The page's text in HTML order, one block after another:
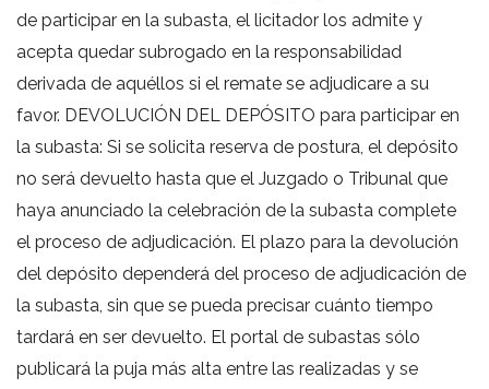
de participar en la subasta, el licitador los admite y
acepta quedar subrogado en la responsabilidad
derivada de aquéllos si el remate se adjudicare a su
favor. DEVOLUCIÓN DEL DEPÓSITO para participar en
la subasta: Si se solicita reserva de postura, el depósito
no será devuelto hasta que el Juzgado o Tribunal que
haya anunciado la celebración de la subasta complete
el proceso de adjudicación. El plazo para la devolución
del depósito dependerá del proceso de adjudicación de
la subasta, sin que se pueda precisar cuánto tiempo
tardará en ser devuelto. El portal de subastas sólo
publicará la puja más alta entre las realizadas y se